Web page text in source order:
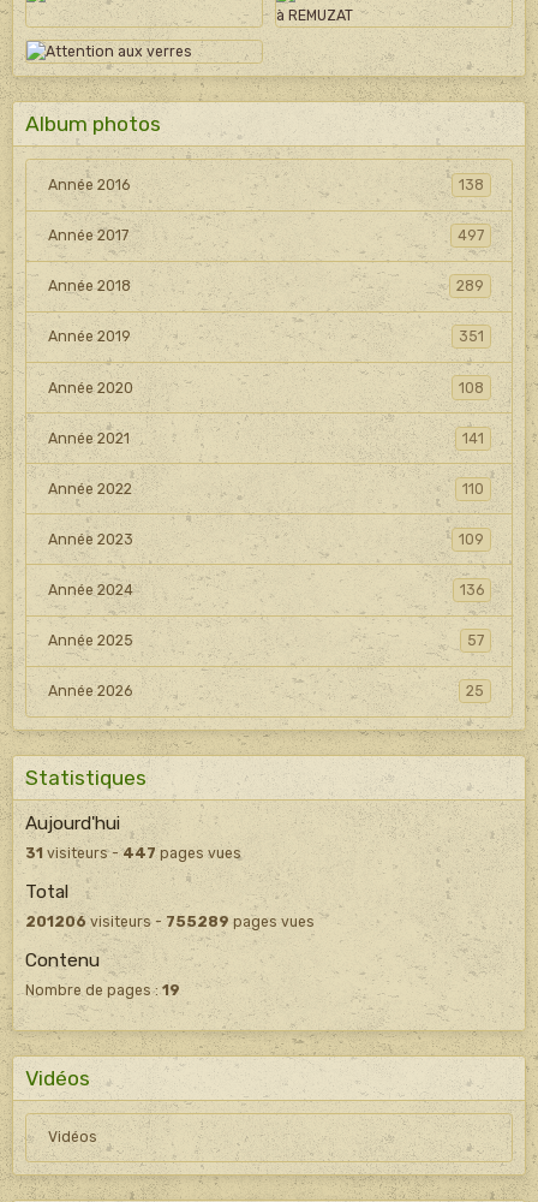
Album photos
Année 2016 138
Année 2017 497
Année 2018 289
Année 2019 351
Année 2020 108
Année 2021 141
Année 2022 110
Année 2023 109
Année 2024 136
Année 2025 57
Année 2026 25
Statistiques
Aujourd'hui
31 visiteurs -447pages vues
Total
201206visiteurs - 755289 pages vues
Contenu
Nombre de pages :19
Vidéos
Vidéos